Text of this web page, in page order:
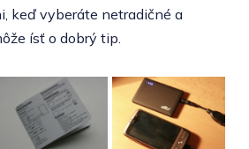
keď vyberáte netradičné a
ísť o dobrý tip.